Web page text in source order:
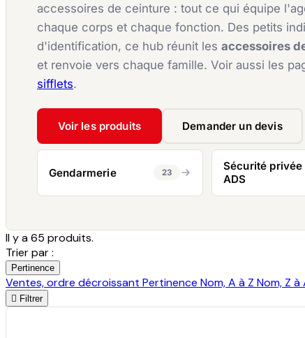
accessoires de ceinture : tout ce qui équipe
chaque corps et chaque fonction. Des petits
d'identification, ce hub réunit les accessoires
et renvoie vers chaque famille. Voir aussi les
sifflets.
Voir les produits Demander un devis
Gendarmerie 23
Sécurité privée
ADS
Il y a 65 produits.
Trier par :
Pertinence
Ventes, ordre décroissant Pertinence Nom, A à Z Nom, Z à
 Filtrer